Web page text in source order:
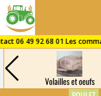
des
Fermes
Volailles et oeufs